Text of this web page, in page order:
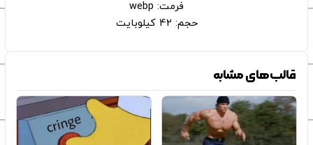
فرمت: webp
حجم: 42 کیلوبایت
قالب‌های مشابه